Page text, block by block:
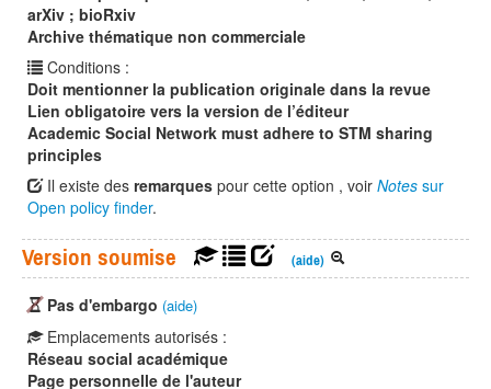
arXiv ; bioRxiv
Archive thématique non commerciale
Conditions :
Doit mentionner la publication originale dans la revue
Lien obligatoire vers la version de l’éditeur
Academic Social Network must adhere to STM sharing
principles
Il existe des remarques pour cette option , voir Notes sur
Open policy finder.
Version soumise (aide)
Pas d'embargo (aide)
Emplacements autorisés :
Réseau social académique
Page personnelle de l'auteur